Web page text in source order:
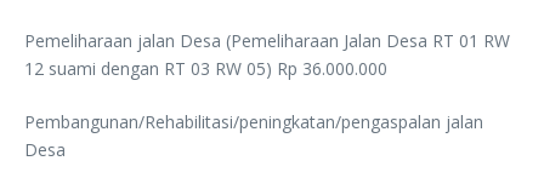
Pemeliharaan jalan Desa (Pemeliharaan Jalan Desa RT 01 RW
12 suami dengan RT 03 RW 05) Rp 36.000.000
Pembangunan/Rehabilitasi/peningkatan/pengaspalan jalan
Desa